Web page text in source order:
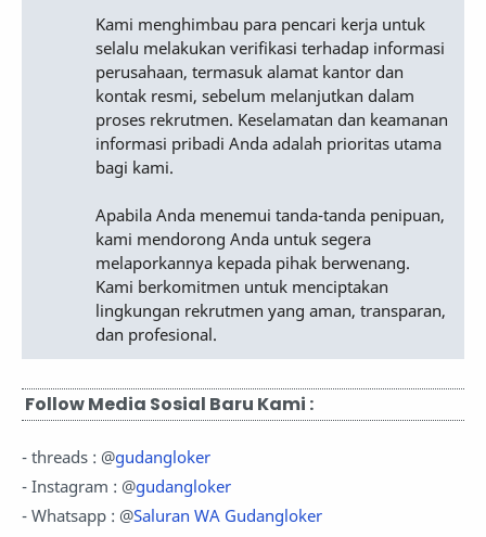
Kami menghimbau para pencari kerja untuk
selalu melakukan verifikasi terhadap informasi
perusahaan, termasuk alamat kantor dan
kontak resmi, sebelum melanjutkan dalam
proses rekrutmen. Keselamatan dan keamanan
informasi pribadi Anda adalah prioritas utama
bagi kami.
Apabila Anda menemui tanda-tanda penipuan,
kami mendorong Anda untuk segera
melaporkannya kepada pihak berwenang.
Kami berkomitmen untuk menciptakan
lingkungan rekrutmen yang aman, transparan,
dan profesional.
Follow Media Sosial Baru Kami :
- threads : @gudangloker
- Instagram : @gudangloker
- Whatsapp : @Saluran WA Gudangloker